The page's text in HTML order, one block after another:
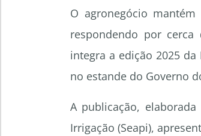
O agronegócio
respondendo por
integra a edição 2025
no estande do Governo
A publicação,
Irrigação (Seapi),